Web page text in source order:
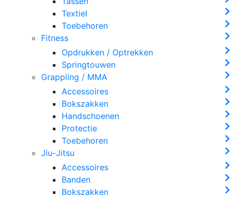
Textiel
Toebehoren
Fitness
Opdrukken / Optrekken
Springtouwen
Grappling / MMA
Accessoires
Bokszakken
Handschoenen
Protectie
Toebehoren
Jiu-Jitsu
Accessoires
Banden
Bokszakken